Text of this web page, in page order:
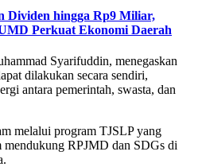
Dividen hingga Rp9 Miliar,
Perkuat Ekonomi Daerah
Syarifuddin, menegaskan
dilakukan secara sendiri,
antara pemerintah, swasta, dan
melalui program TJSLP yang
mendukung RPJMD dan SDGs di